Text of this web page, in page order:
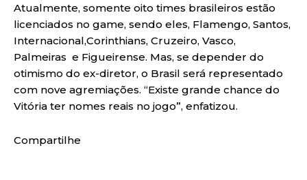
Atualmente, somente oito times brasileiros estão
licenciados no game, sendo eles, Flamengo, Santos,
Internacional,Corinthians, Cruzeiro, Vasco,
Palmeiras e Figueirense. Mas, se depender do
otimismo do ex-diretor, o Brasil será representado
com nove agremiações. “Existe grande chance do
Vitória ter nomes reais no jogo”, enfatizou.
Compartilhe